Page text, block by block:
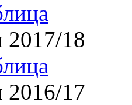
2017/18
2016/17